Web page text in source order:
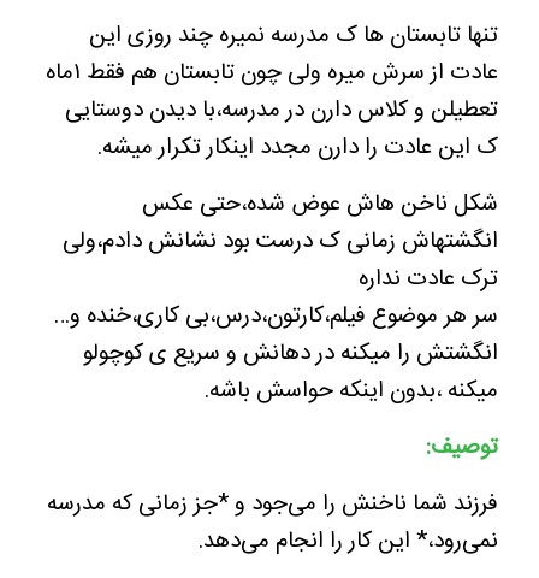
تنها تابستان ها ک مدرسه نمیره چند روزی این
عادت از سرش میره ولی چون تابستان هم فقط ۱ماه
تعطیلن و کلاس دارن در مدرسه،با دیدن دوستایی
ک این عادت را دارن مجدد اینکار تکرار میشه.
شکل ناخن هاش عوض شده،حتی عکس
انگشتهاش زمانی ک درست بود نشانش دادم،ولی
ترک عادت نداره
سر هر موضوع فیلم،کارتون،درس،بی کاری،خنده و…
انگشتش را میکنه در دهانش و سریع ی کوچولو
میکنه ،بدون اینکه حواسش باشه.
توصیف:
فرزند شما ناخنش را می‌جود و *جز زمانی که مدرسه
نمی‌رود،* این کار را انجام می‌دهد.